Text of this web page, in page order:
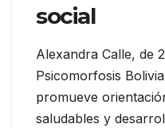
social
Alexandra Calle, de
Psicomorfosis
promueve
saludables y